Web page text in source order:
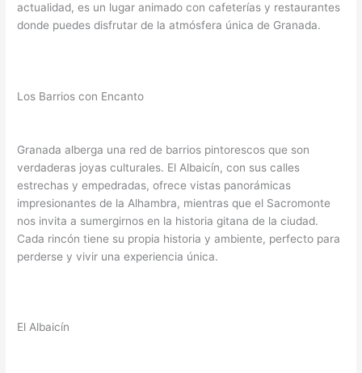
actualidad, es un lugar animado con cafeterías y restaurantes
donde puedes disfrutar de la atmósfera única de Granada.
Los Barrios con Encanto
Granada alberga una red de barrios pintorescos que son
verdaderas joyas culturales. El Albaicín, con sus calles
estrechas y empedradas, ofrece vistas panorámicas
impresionantes de la Alhambra, mientras que el Sacromonte
nos invita a sumergirnos en la historia gitana de la ciudad.
Cada rincón tiene su propia historia y ambiente, perfecto para
perderse y vivir una experiencia única.
El Albaicín